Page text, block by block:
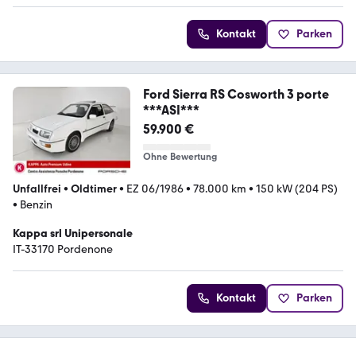
Kontakt Parken
Ford Sierra RS Cosworth 3 porte
***ASI***
59.900 €
Ohne Bewertung
Unfallfrei • Oldtimer• EZ 06/1986• 78.000 km • 150 kW (204 PS)
• Benzin
Kappa srl Unipersonale
IT-33170 Pordenone
Kontakt Parken